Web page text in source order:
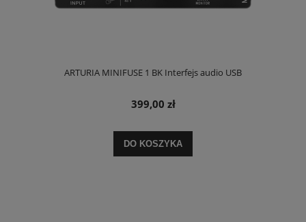
ARTURIA MINIFUSE 1 BK Interfejs audio USB
399,00 zł
DO KOSZYKA